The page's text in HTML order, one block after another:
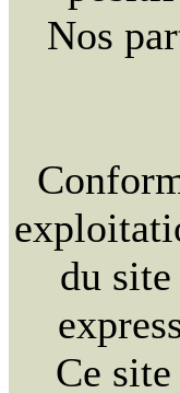
Nos
du
Ce